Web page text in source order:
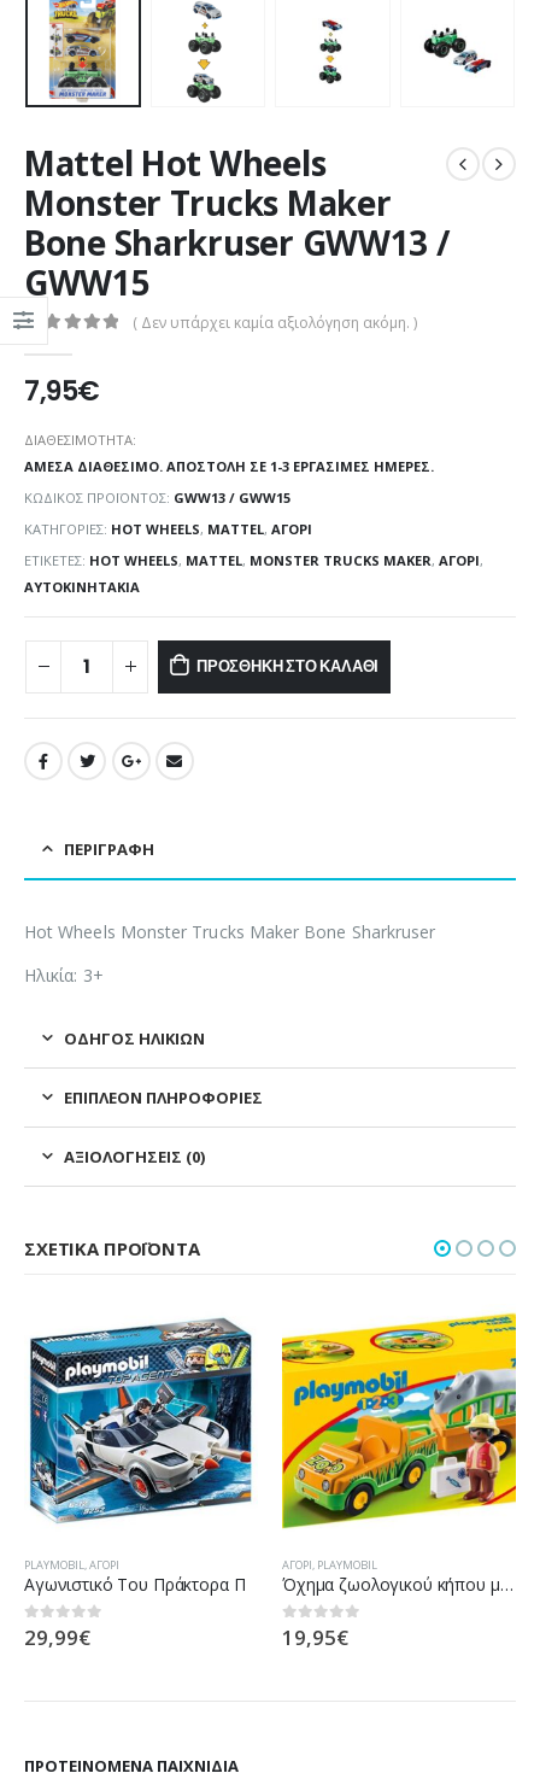
Mattel Hot Wheels
Monster Trucks Maker
Bone Sharkruser GWW13 /
GWW15
( Δεν υπάρχει καμία αξιολόγηση ακόμη. )
7,95€
ΔΙΑΘΕΣΙΜΌΤΗΤΑ:
ΆΜΕΣΑ ΔΙΑΘΈΣΙΜΟ. ΑΠΟΣΤΟΛΉ ΣΕ 1-3 ΕΡΓΆΣΙΜΕΣ ΗΜΈΡΕΣ.
ΚΩΔΙΚΌΣ ΠΡΟΪΌΝΤΟΣ: GWW13 / GWW15
ΚΑΤΗΓΟΡΊΕΣ: HOT WHEELS, MATTEL, ΑΓΌΡΙ
ΕΤΙΚΈΤΕΣ: HOT WHEELS, MATTEL, MONSTER TRUCKS MAKER, ΑΓΌΡΙ,
ΑΥΤΟΚΙΝΗΤΆΚΙΑ
ΠΡΟΣΘΉΚΗ ΣΤΟ ΚΑΛΆΘΙ
ΠΕΡΙΓΡΑΦΉ
Hot Wheels Monster Trucks Maker Bone Sharkruser
Ηλικία: 3+
ΟΔΗΓΌΣ ΗΛΙΚΙΏΝ
ΕΠΙΠΛΈΟΝ ΠΛΗΡΟΦΟΡΊΕΣ
ΑΞΙΟΛΟΓΉΣΕΙΣ (0)
ΣΧΕΤΙΚΆ ΠΡΟΪΌΝΤΑ
PLAYMOBIL,ΑΓΌΡΙ
Αγωνιστικό Του Πράκτορα Π
0out of 5
29,99€
ΑΓΌΡΙ, PLAYMOBIL
Όχημα ζωολογικού κήπου με ρινόκερο
0 out of 5
19,95€
ΠΡΟΤΕΙΝΌΜΕΝΑ ΠΑΙΧΝΊΔΙΑ